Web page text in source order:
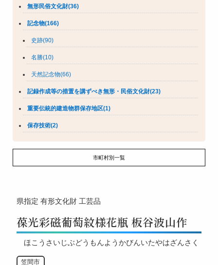
無形民俗文化財(36)
記念物(166)
史跡(90)
名勝(10)
天然記念物(66)
記録作成等の措置を講ずべき無形・民俗文化財(23)
重要伝統的建造物群保存地区(1)
保存技術(2)
市町村別一覧
県指定 有形文化財 工芸品
葆光彩磁葡萄紋様花瓶 板谷波山作
ほこうさいじぶどうもんようかびんいたやはざんさく
笠間市